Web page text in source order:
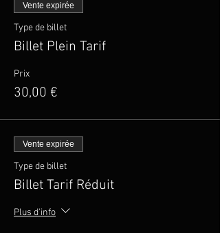
Vente expirée
Type de billet
Billet Plein Tarif
Prix
30,00 €
Vente expirée
Type de billet
Billet Tarif Réduit
Plus d'info